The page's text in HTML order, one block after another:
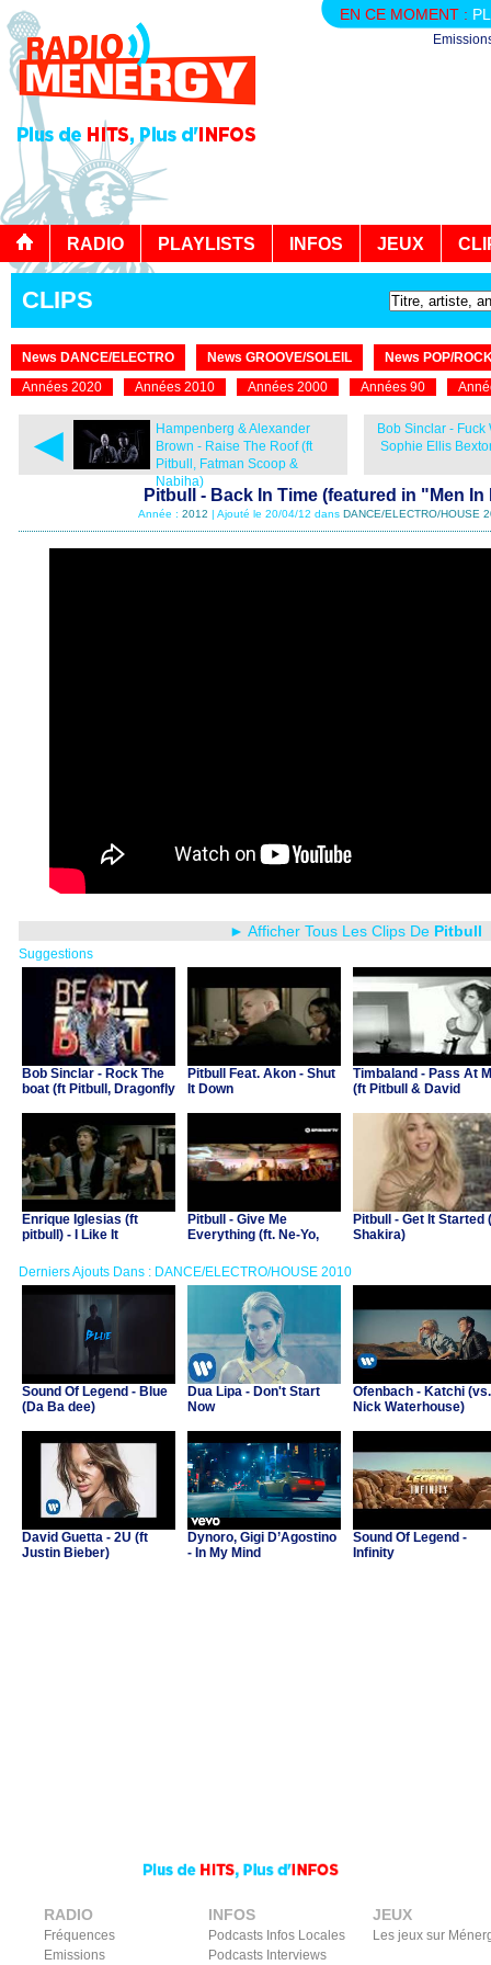
EN CE MOMENT :
RADIO PLAYLISTS INFOS JEUX
CLIPS
News DANCE/ELECTRO News GROOVE/SOLEIL
News POP/
Années 2020
Années 2010 Années 2000 Années 90
◄
Hampenberg & Alexander
Brown - Raise The Roof (ft
Pitbull, Fatman Scoop &
Nabiha)
Bob Sinclar - Fuck
Sophie Ellis
Pitbull - Back In Time (featured in "Men In
Année : 2012 | Ajouté le 20/04/12 dans DANCE/ELECTRO/HOUSE
► Afficher Tous Les Clips De Pitbull
Suggestions
Bob Sinclar - Rock The
boat (ft Pitbull, Dragonfly
Pitbull Feat. Akon - Shut
It Down
Timbaland - Pass At
(ft Pitbull & David
Enrique Iglesias (ft
pitbull) - I Like It
Pitbull - Give Me
Everything (ft. Ne-Yo,
Pitbull - Get It Started
Shakira)
Derniers Ajouts Dans : DANCE/ELECTRO/HOUSE 2010
Sound Of Legend - Blue
(Da Ba dee)
Dua Lipa - Don't Start
Now
Ofenbach - Katchi (vs.
Nick Waterhouse)
David Guetta - 2U (ft
Justin Bieber)
Dynoro, Gigi D’Agostino
- In My Mind
Sound Of Legend -
Infinity
RADIO
Fréquences
Emissions
INFOS
Podcasts Infos Locales
Podcasts Interviews
JEUX
Les jeux sur